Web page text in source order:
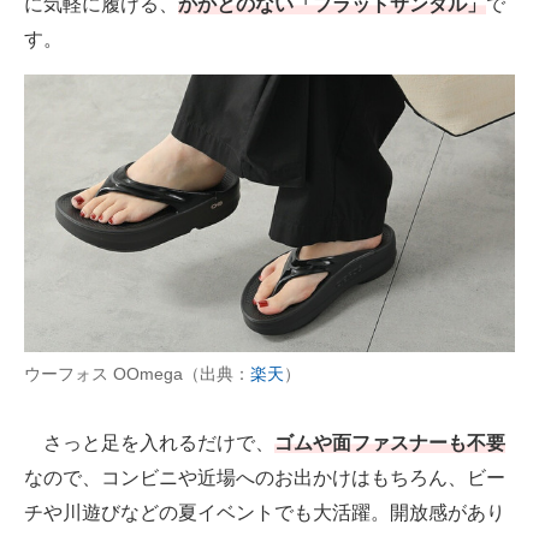
食器・グラス・カトラリー
注目記事を集めた総合ページ
ITの今と未来を見通す
スマホと通信の最新トレンド
進化するPCとデバイスの未来
企業ITのトレンドを詳説
に気軽に履ける、 かかとのない「フラットサンダル」で
す。
ウーフォス OOmega（出典： 楽天）
さっと足を入れるだけで、 ゴムや面ファスナーも不要
なので、コンビニや近場へのお出かけはもちろん、ビー
チや川遊びなどの夏イベントでも大活躍。開放感があり